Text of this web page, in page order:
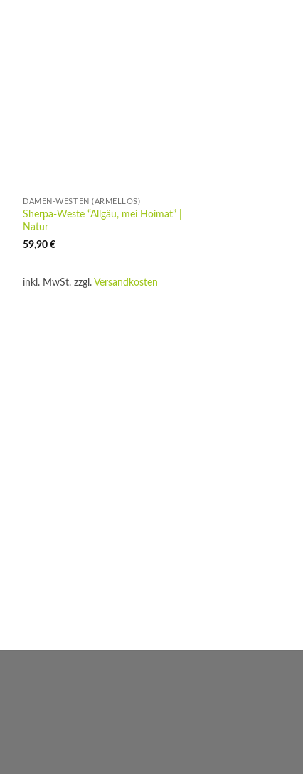
DAMEN-WESTEN (ÄRMELLOS)
Sherpa-Weste “Allgäu, mei Hoimat” |
Natur
59,90€
inkl. MwSt. zzgl.Versandkosten